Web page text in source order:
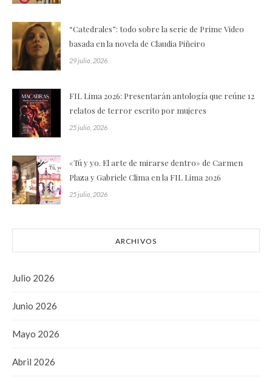
“Catedrales”: todo sobre la serie de Prime Video
basada en la novela de Claudia Piñeiro
29 julio, 2026
FIL Lima 2026: Presentarán antología que reúne 12
relatos de terror escrito por mujeres
25 julio, 2026
«Tú y yo. El arte de mirarse dentro» de Carmen
Plaza y Gabriele Clima en la FIL Lima 2026
25 julio, 2026
ARCHIVOS
Julio 2026
Junio 2026
Mayo 2026
Abril 2026